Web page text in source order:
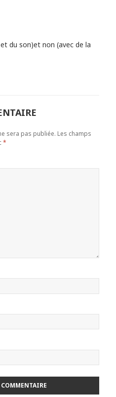
du son)et non (avec de la
sera pas publiée. Les champs
*